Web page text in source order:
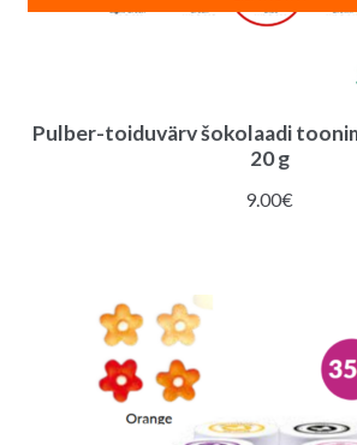
Pulber-toiduvärv šokolaadi
20 g
9.00€